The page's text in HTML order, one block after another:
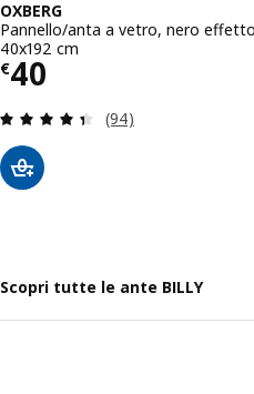
OXBERG
Pannello/anta a vetro, nero
40x192 cm
€40
Prezzo € 40
Recensione: 4.4
(94)
Scopri tutte le ante BILLY